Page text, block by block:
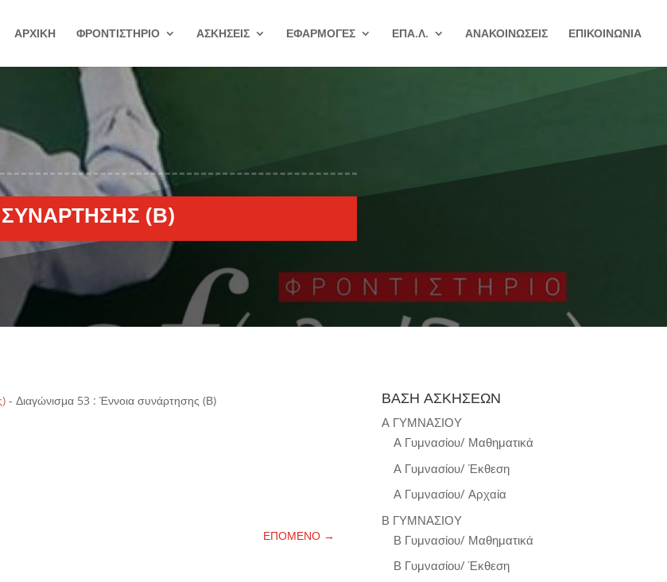
ΑΡΧΙΚΗ ΦΡΟΝΤΙΣΤΗΡΙΟ ΑΣΚΗΣΕΙΣ ΕΦΑΡΜΟΓΕΣ ΕΠΑ.Λ. ΑΝΑΚΟΙΝΩΣΕΙΣ ΕΠΙΚΟΙΝΩΝΙΑ
(Β)
-Διαγώνισμα 53 : Έννοια συνάρτησης (Β)
ΕΠΟΜΕΝΟ →
ΒΑΣΗ ΑΣΚΗΣΕΩΝ
Α ΓΥΜΝΑΣΙΟΥ
Α Γυμνασίου/ Μαθηματικά
Α Γυμνασίου/ Έκθεση
Α Γυμνασίου/ Αρχαία
Β ΓΥΜΝΑΣΙΟΥ
Β Γυμνασίου/ Μαθηματικά
Β Γυμνασίου/ Έκθεση